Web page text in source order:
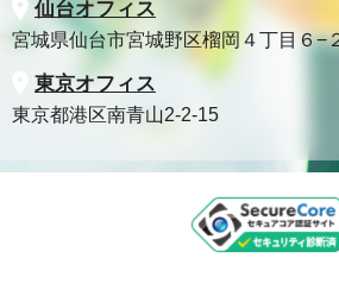
仙台オフィス
宮城県仙台市宮城野区榴岡４丁目６−
東京オフィス
東京都港区南青山2-2-15